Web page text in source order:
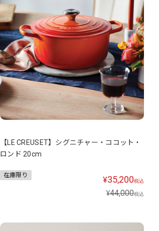
【LE CREUSET】シグニチャー・ココット・
ロンド 20cm
在庫限り ¥35,200税込
¥44,000税込